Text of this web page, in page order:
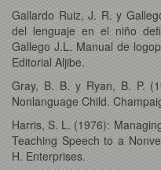
Gallardo Ruiz, J. R. y
del lenguaje en el niño
Gallego J.L. Manual de
Editorial Aljibe.
Gray, B. B. y Ryan, B. P.
Nonlanguage Child.
Harris, S. L. (1976):
Teaching Speech to a
H. Enterprises.